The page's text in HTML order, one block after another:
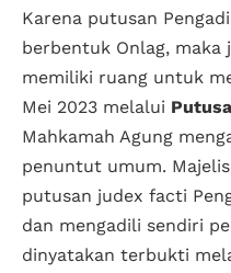
Karena putusan
berbentuk Onlag,
memiliki ruang untuk
Mei 2023 melalui
Mahkamah Agung
penuntut umum.
putusan judex facti
dan mengadili sendiri
dinyatakan terbukti